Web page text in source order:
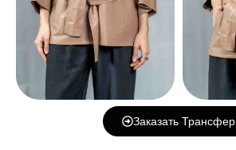
Заказать Трансфер